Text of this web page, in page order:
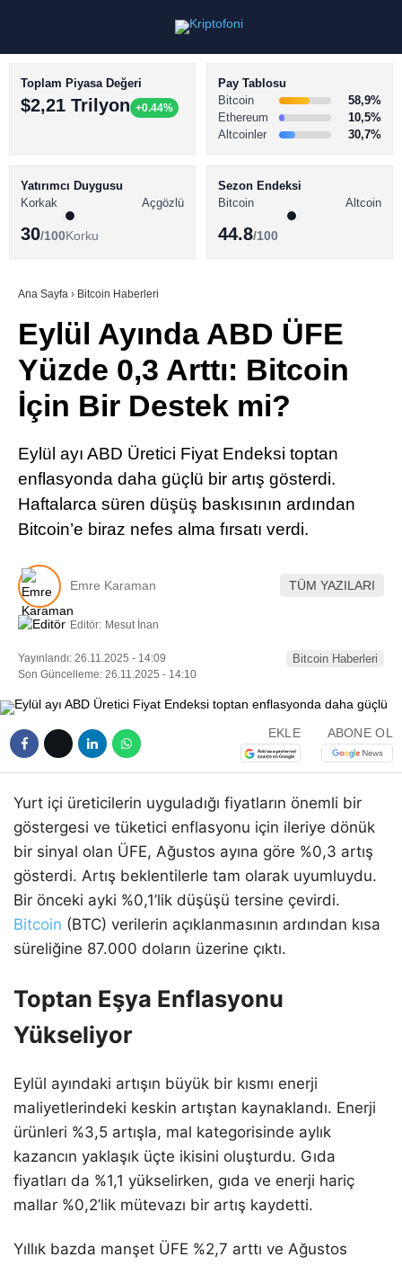
Youtube
TikTok
LinkedIn
Telegram
BİTCOİN HABERLERİ
ALTCOİN HABERLERİ
SÖZLÜK
Toplam Piyasa Değeri
$2,21 Trilyon +0.44%
Pay Tablosu
Bitcoin
58,9%
Ethereum
10,5%
Altcoinler
30,7%
Yatırımcı Duygusu
Korkak
Açgözlü
30/100Korku
Sezon Endeksi
Bitcoin
Altcoin
44.8/100
Ana Sayfa › Bitcoin Haberleri
Eylül Ayında ABD ÜFE
Yüzde 0,3 Arttı: Bitcoin
İçin Bir Destek mi?
Eylül ayı ABD Üretici Fiyat Endeksi toptan
enflasyonda daha güçlü bir artış gösterdi.
Haftalarca süren düşüş baskısının ardından
Bitcoin’e biraz nefes alma fırsatı verdi.
Emre Karaman TÜM YAZILARI
Editör: Mesut İnan
Yayınlandı: 26.11.2025 - 14:09
Son Güncelleme: 26.11.2025 - 14:10
Bitcoin Haberleri
EKLE ABONE OL
Yurt içi üreticilerin uyguladığı fiyatların önemli bir
göstergesi ve tüketici enflasyonu için ileriye dönük
bir sinyal olan ÜFE, Ağustos ayına göre %0,3 artış
gösterdi. Artış beklentilerle tam olarak uyumluydu.
Bir önceki ayki %0,1’lik düşüşü tersine çevirdi.
Bitcoin (BTC) verilerin açıklanmasının ardından kısa
süreliğine 87.000 doların üzerine çıktı.
Toptan Eşya Enflasyonu
Yükseliyor
Eylül ayındaki artışın büyük bir kısmı enerji
maliyetlerindeki keskin artıştan kaynaklandı. Enerji
ürünleri %3,5 artışla, mal kategorisinde aylık
kazancın yaklaşık üçte ikisini oluşturdu. Gıda
fiyatları da %1,1 yükselirken, gıda ve enerji hariç
mallar %0,2’lik mütevazı bir artış kaydetti.
Yıllık bazda manşet ÜFE %2,7 arttı ve Ağustos